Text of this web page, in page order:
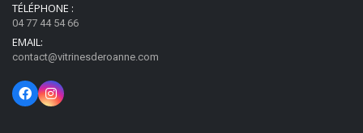
TÉLÉPHONE :
04 77 44 54 66
EMAIL:
contact@vitrinesderoanne.com